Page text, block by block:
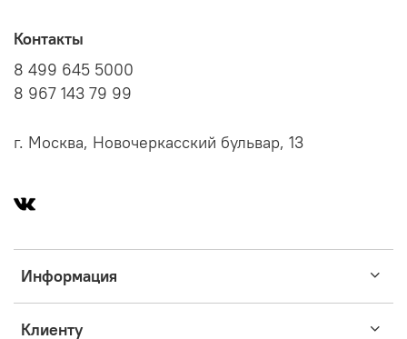
Информация
Клиенту
Контакты
8 499 645 5000
8 967 143 79 99
г. Москва, Новочеркасский бульвар, 13